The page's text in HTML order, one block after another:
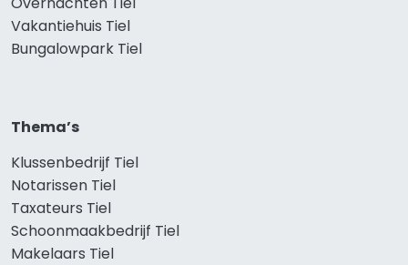
Vakantiehuis Tiel
Bungalowpark Tiel
Thema’s
Klussenbedrijf Tiel
Notarissen Tiel
Taxateurs Tiel
Schoonmaakbedrijf Tiel
Makelaars Tiel